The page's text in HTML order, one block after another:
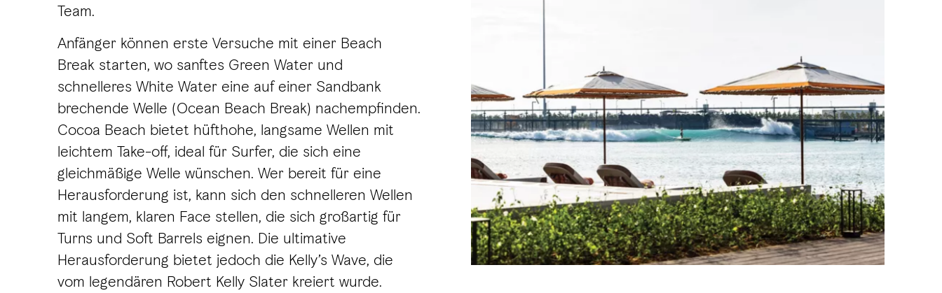
Team.
Anfänger können erste Versuche mit einer Beach
Break starten, wo sanftes Green Water und
schnelleres White Water eine auf einer Sandbank
brechende Welle (Ocean Beach Break) nachempfinden.
Cocoa Beach bietet hüfthohe, langsame Wellen mit
leichtem Take-off, ideal für Surfer, die sich eine
gleichmäßige Welle wünschen. Wer bereit für eine
Herausforderung ist, kann sich den schnelleren Wellen
mit langem, klaren Face stellen, die sich großartig für
Turns und Soft Barrels eignen. Die ultimative
Herausforderung bietet jedoch die Kelly’s Wave, die
vom legendären Robert Kelly Slater kreiert wurde.